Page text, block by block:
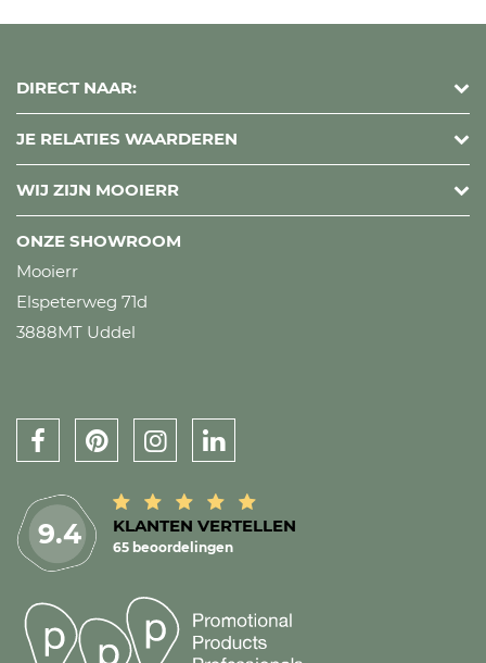
DIRECT NAAR:
JE RELATIES WAARDEREN
WIJ ZIJN MOOIERR
ONZE SHOWROOM
Mooierr
Elspeterweg 71d
3888MT Uddel
9.4 KLANTEN VERTELLEN
65 beoordelingen